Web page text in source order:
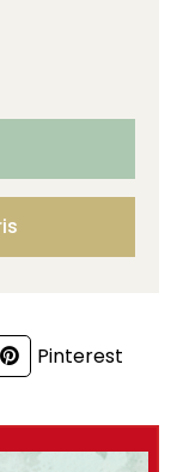
Pinterest